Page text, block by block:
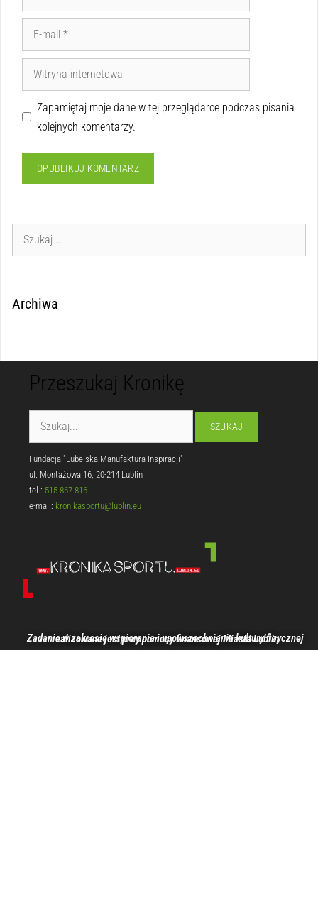
Zapamiętaj moje dane w tej przeglądarce podczas pisania
kolejnych komentarzy.
Archiwa
Przeszukaj Kronikę
Fundacja "Lubelska Manufaktura Inspiracji"
ul. Montażowa 16, 20-214 Lublin
tel.: 515 867 816
e-mail: kronikasportu@lublin.eu
Zadanie w zakresie wspierania i upowszechniania kultury fizycznej realizowane jest przy pomocy finansowej Miasta Lublin